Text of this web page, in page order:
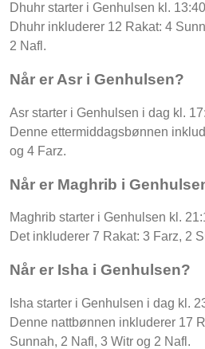
Dhuhr starter i Genhulsen kl.
Dhuhr inkluderer 12 Rakat: 4
2 Nafl.
Når er Asr i Genhulsen?
Asr starter i Genhulsen i dag kl.
Denne ettermiddagsbønnen
og 4 Farz.
Når er Maghrib i
Maghrib starter i Genhulsen kl.
Det inkluderer 7 Rakat: 3 Farz, 2
Når er Isha i Genhulsen?
Isha starter i Genhulsen i dag kl.
Denne nattbønnen inkluderer 17
Sunnah, 2 Nafl, 3 Witr og 2 Nafl.